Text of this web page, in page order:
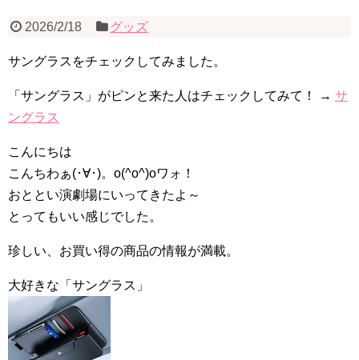
2026/2/18 グッズ
サングラスをチェックしてみました。
「サングラス」がピンと来た人はチェックしてみて！ → サ
ングラス
こんにちは
こんちわぁ(･∀･)。o(^o^)oワォ！
おととい演劇場にいってきたよ～
とってもいい感じでした。
珍しい、お買い得の商品の情報が満載。
大好きな「サングラス」